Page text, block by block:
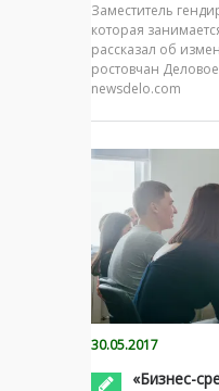
Заместитель
которая
рассказал об
ростовчан
newsdelo.com
30.05.2017
«Бизнес-